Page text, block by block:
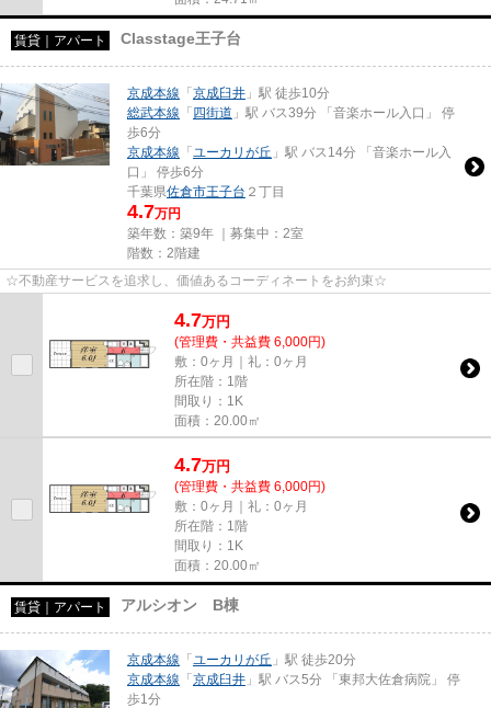
賃貸｜アパート Classtage王子台
京成本線 「京成臼井 」駅 徒歩10分
総武本線 「四街道 」駅 バス39分 「音楽ホール入口」 停
歩6分
京成本線 「 ユーカリが丘 」駅 バス14分 「音楽ホール入
口」 停歩6分
千葉県佐倉市王子台 ２丁目
4.7万円
築年数：築9年 ｜募集中： 2室
階数：2階建
☆不動産サービスを追求し、価値あるコーディネートをお約束☆
4.7万円
(管理費・共益費 6,000円)
敷：0ヶ月｜礼：0ヶ月
所在階：1階
間取り：1K
面積：20.00㎡
4.7万円
(管理費・共益費 6,000円)
敷：0ヶ月｜礼：0ヶ月
所在階：1階
間取り：1K
面積：20.00㎡
賃貸｜アパート アルシオン B棟
京成本線 「 ユーカリが丘 」駅 徒歩20分
京成本線 「京成臼井 」駅 バス5分 「東邦大佐倉病院」 停
歩1分